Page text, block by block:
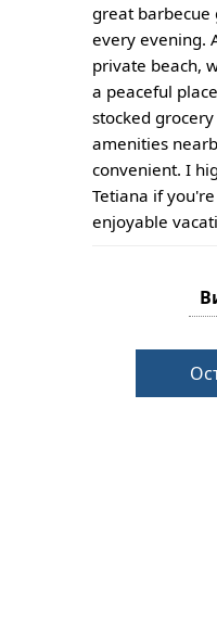
great barbecue
every evening.
private beach,
a peaceful
stocked
amenities
convenient. I
Tetiana if
enjoyable